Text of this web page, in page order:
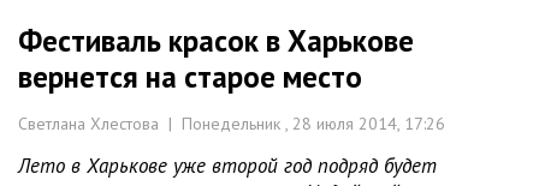
Фестиваль красок в Харькове
вернется на старое место
Светлана Хлестова | Понедельник , 28 июля 2014, 17:26
Лето в Харькове уже второй год подряд будет